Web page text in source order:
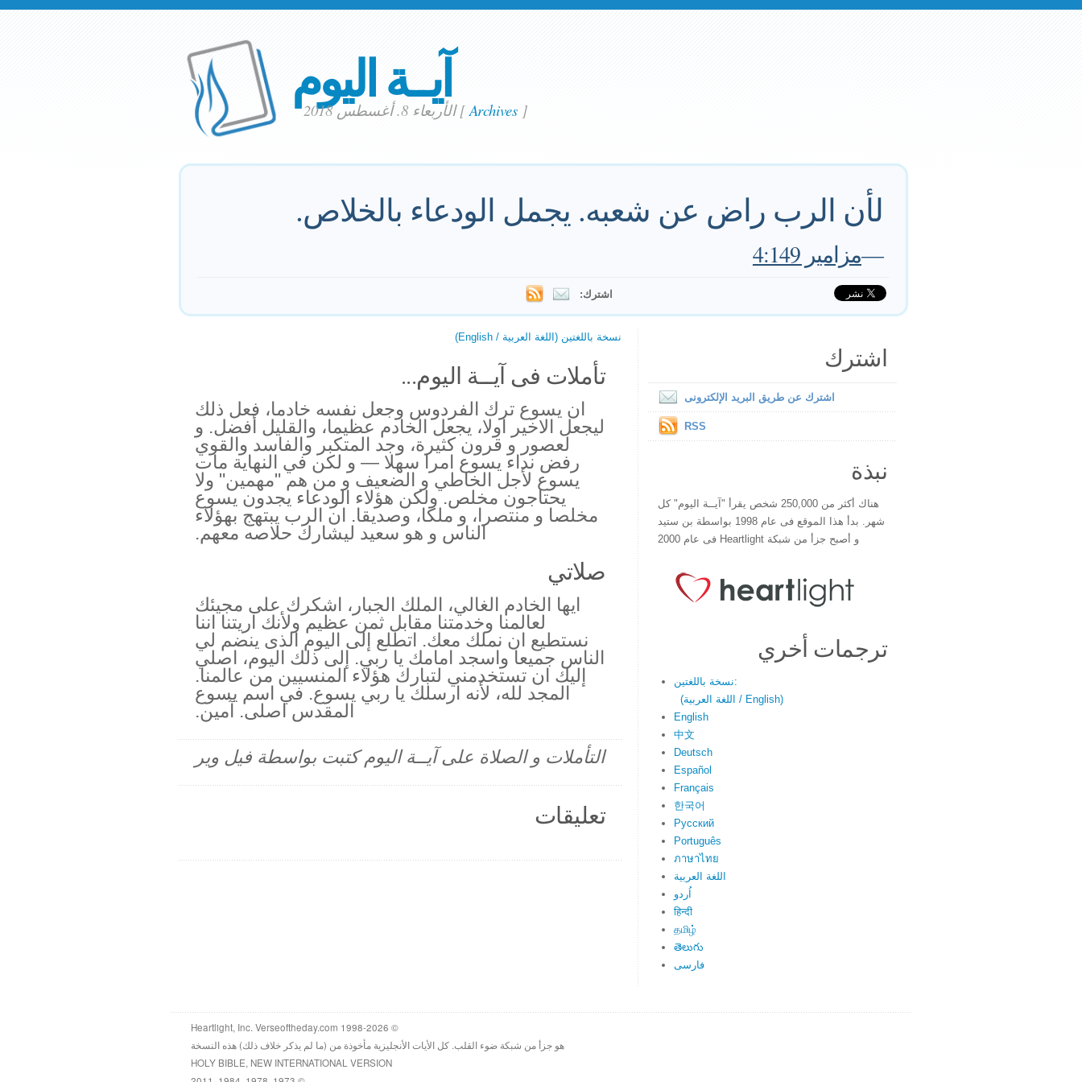
آيــة اليوم الأربعاء 8. أغسطس 2018[Archives]
لأن الرب راض عن شعبه. يجمل الودعاء بالخلاص.
—مزامير 4:149
اشترك:
نسخة باللغتين (اللغة العربية / English)
تأملات فى آيــة اليوم...
ان يسوع ترك الفردوس وجعل نفسه خادما، فعل ذلك
ليجعل الاخير اولا، يجعل الخادم عظيما، والقليل أفضل. و
لعصور و قرون كثيرة، وجد المتكبر والفاسد والقوي
رفض نداء يسوع امرا سهلا — و لكن في النهاية مات
يسوع لأجل الخاطي و الضعيف و من هم "مهمين" ولا
يحتاجون مخلص. ولكن هؤلاء الودعاء يجدون يسوع
مخلصا و منتصرا، و ملكا، وصديقا. ان الرب يبتهج بهؤلاء
الناس و هو سعيد ليشارك حلاصه معهم.
صلاتي
ايها الخادم الغالي، الملك الجبار، اشكرك على مجيئك
لعالمنا وخدمتنا مقابل ثمن عظيم ولأنك اريتنا اننا
نستطيع ان نملك معك. اتطلع إلى اليوم الذى ينضم لي
الناس جميعا واسجد امامك يا ربي. إلى ذلك اليوم، اصلي
إليك ان تستخدمني لتبارك هؤلاء المنسيين من عالمنا.
المجد لله، لأنه ارسلك يا ربي يسوع. في اسم يسوع
المقدس اصلى. آمين.
التأملات و الصلاة على آيــة اليوم كتبت بواسطة فيل وير
تعليقات
اشترك
اشترك عن طريق البريد الإلكترونى
RSS
نبذة
هناك أكثر من 250,000 شخص يقرأ "آيــة اليوم" كل
شهر. بدأ هذا الموقع فى عام 1998 بواسطة بن ستيد
و أصبح جزأ من شبكة Heartlight فى عام 2000
ترجمات أخري
نسخة باللغتين:
(اللغة العربية / English)
English
中文
Deutsch
Español
Français
한국어
Русский
Português
ภาษาไทย
اللغة العربية
اُردو
हिन्दी
தமிழ்
తెలుగు
فارسی
© 1998-2026 Heartlight, Inc. Verseoftheday.com
هو جزأ من شبكة ضوء القلب. كل الأيات الأنجليزية مأخوذة من (ما لم يذكر خلاف ذلك) هذه النسخة
HOLY BIBLE, NEW INTERNATIONAL VERSION